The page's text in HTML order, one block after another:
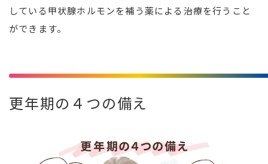
している甲状腺ホルモンを補う薬による治療を行うこと
ができます。
更年期の４つの備え